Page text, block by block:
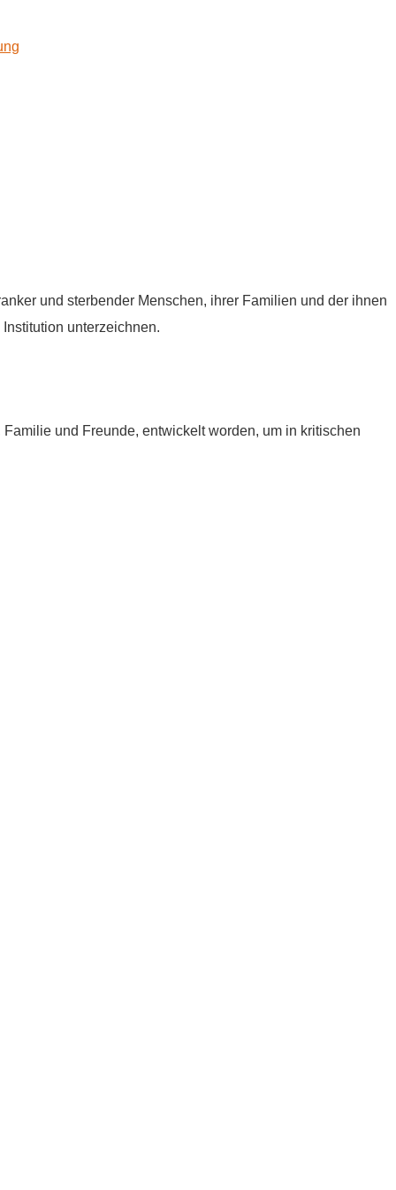
und sterbender Menschen, ihrer Familien und der ihnen
unterzeichnen.
und Freunde, entwickelt worden, um in kritischen